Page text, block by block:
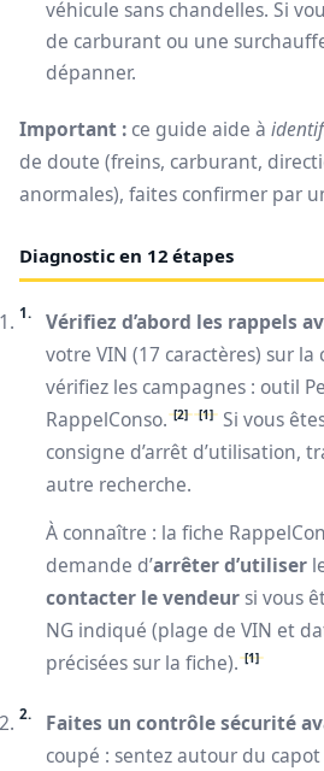
véhicule sans chandelles. Si
de carburant ou une
dépanner.
Important : ce guide aide à
de doute (freins, carburant,
anormales), faites confirmer par
Diagnostic en 12 étapes
Vérifiez d’abord les rappels
votre VIN (17 caractères) sur la
vérifiez les campagnes : outil
RappelConso. [2] [1] Si vous
consigne d’arrêt d’utilisation,
autre recherche.
À connaître : la fiche
demande d’arrêter d’utiliser
contacter le vendeursi vous
NG indiqué (plage de VIN et
précisées sur la fiche). [1]
Faites un contrôle sécurité
coupé : sentez autour du